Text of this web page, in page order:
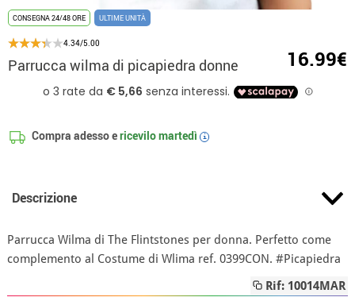
CONSEGNA 24/48 ORE ULTIME UNITÀ
4.34/5.00
Parrucca wilma di picapiedra donne 16.99€
Compra adesso ericevilomartedì i
Descrizione
Parrucca Wilma di The Flintstones per donna. Perfetto come
complemento al Costume di Wlima ref. 0399CON. #Picapiedra
Rif: 10014MAR